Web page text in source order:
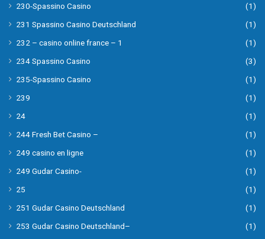
230-Spassino Casino
(1)
231 Spassino Casino Deutschland
(1)
232 – casino online france – 1
(1)
234 Spassino Casino
(3)
235-Spassino Casino
(1)
239
(1)
24
(1)
244 Fresh Bet Casino –
(1)
249 casino en ligne
(1)
249 Gudar Casino-
(1)
25
(1)
251 Gudar Casino Deutschland
(1)
253 Gudar Casino Deutschland–
(1)